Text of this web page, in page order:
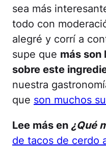
sea más
todo con
alegré y corrí a
supe que más son
sobre este
nuestra
que son muchos
Lee más en ¿Qué
de tacos de cerdo